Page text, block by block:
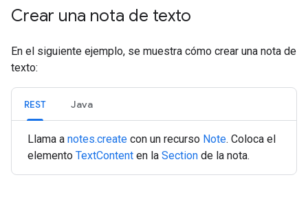
Crear una nota de texto
En el siguiente ejemplo, se muestra cómo crear una nota de
texto:
REST Java
Llama a notes.create con un recurso Note. Coloca el
elemento TextContent en la Section de la nota.